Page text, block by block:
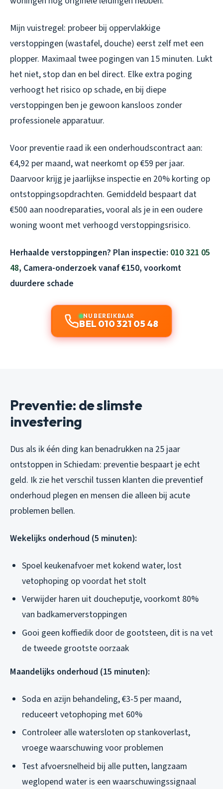
Mijn vuistregel: probeer bij oppervlakkige
verstoppingen (wastafel, douche) eerst zelf met een
plopper. Maximaal twee pogingen van 15 minuten. Lukt
het niet, stop dan en bel direct. Elke extra poging
verhoogt het risico op schade, en bij diepe
verstoppingen ben je gewoon kansloos zonder
professionele apparatuur.
Voor preventie raad ik een onderhoudscontract aan:
€4,92 per maand, wat neerkomt op €59 per jaar.
Daarvoor krijg je jaarlijkse inspectie en 20% korting op
ontstoppingsopdrachten. Gemiddeld bespaart dat
€500 aan noodreparaties, vooral als je in een oudere
woning woont met verhoogd verstoppingsrisico.
Herhaalde verstoppingen? Plan inspectie: 010 321 05
48, Camera-onderzoek vanaf €150, voorkomt
duurdere schade
NU BEREIKBAAR
BEL 010 321 05 48
Preventie: de slimste
investering
Dus als ik één ding kan benadrukken na 25 jaar
ontstoppen in Schiedam: preventie bespaart je echt
geld. Ik zie het verschil tussen klanten die preventief
onderhoud plegen en mensen die alleen bij acute
problemen bellen.
Wekelijks onderhoud (5 minuten):
Spoel keukenafvoer met kokend water, lost
vetophoping op voordat het stolt
Verwijder haren uit doucheputje, voorkomt 80%
van badkamerverstoppingen
Gooi geen koffiedik door de gootsteen, dit is na vet
de tweede grootste oorzaak
Maandelijks onderhoud (15 minuten):
Soda en azijn behandeling, €3-5 per maand,
reduceert vetophoping met 60%
Controleer alle watersloten op stankoverlast,
vroege waarschuwing voor problemen
Test afvoersnelheid bij alle putten, langzaam
weglopend water is een waarschuwingssignaal